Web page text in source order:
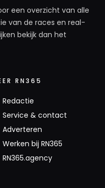
een overzicht van alle
van de races en real-
bekijk dan het
RN365
Redactie
Service & contact
Adverteren
Werken bij RN365
RN365.agency